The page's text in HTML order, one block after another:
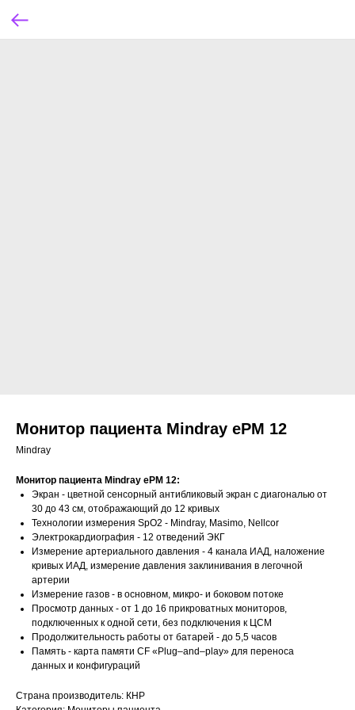
Монитор пациента Mindray ePM 12
Mindray
Монитор пациента Mindray ePM 12:
Экран - цветной сенсорный антибликовый экран с диагональю от
30 до 43 см, отображающий до 12 кривых
Технологии измерения SpO2 - Mindray, Masimo, Nellcor
Электрокардиография - 12 отведений ЭКГ
Измерение артериального давления - 4 канала ИАД, наложение
кривых ИАД, измерение давления заклинивания в легочной
артерии
Измерение газов - в основном, микро- и боковом потоке
Просмотр данных - от 1 до 16 прикроватных мониторов,
подключенных к одной сети, без подключения к ЦСМ
Продолжительность работы от батарей - до 5,5 часов
Память - карта памяти CF «Plug–and–play» для переноса
данных и конфигураций
Страна производитель: КНР